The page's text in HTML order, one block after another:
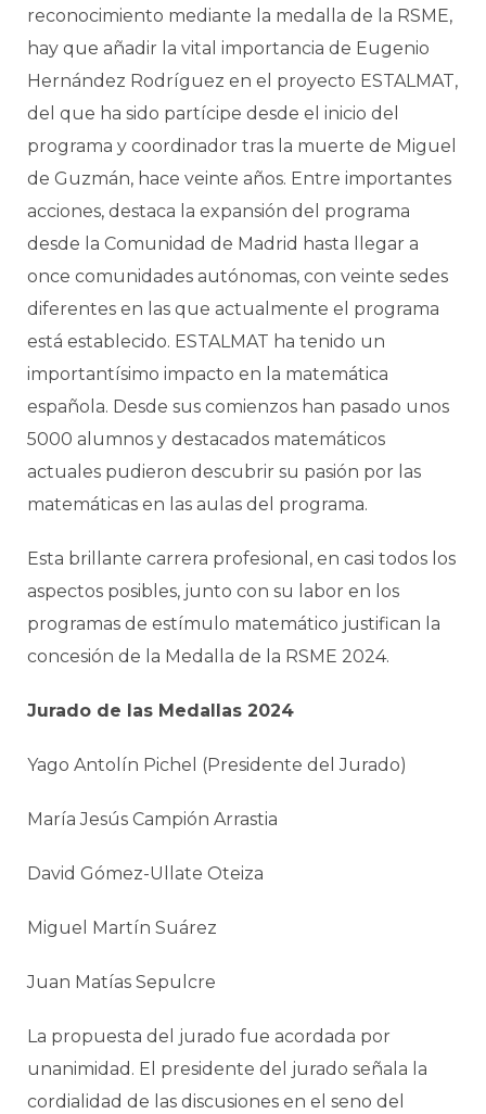
reconocimiento mediante la medalla de la RSME,
hay que añadir la vital importancia de Eugenio
Hernández Rodríguez en el proyecto ESTALMAT,
del que ha sido partícipe desde el inicio del
programa y coordinador tras la muerte de Miguel
de Guzmán, hace veinte años. Entre importantes
acciones, destaca la expansión del programa
desde la Comunidad de Madrid hasta llegar a
once comunidades autónomas, con veinte sedes
diferentes en las que actualmente el programa
está establecido. ESTALMAT ha tenido un
importantísimo impacto en la matemática
española. Desde sus comienzos han pasado unos
5000 alumnos y destacados matemáticos
actuales pudieron descubrir su pasión por las
matemáticas en las aulas del programa.
Esta brillante carrera profesional, en casi todos los
aspectos posibles, junto con su labor en los
programas de estímulo matemático justifican la
concesión de la Medalla de la RSME 2024.
Jurado de las Medallas 2024
Yago Antolín Pichel (Presidente del Jurado)
María Jesús Campión Arrastia
David Gómez-Ullate Oteiza
Miguel Martín Suárez
Juan Matías Sepulcre
La propuesta del jurado fue acordada por
unanimidad. El presidente del jurado señala la
cordialidad de las discusiones en el seno del